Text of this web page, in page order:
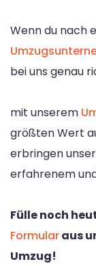
Wenn du nach
bei uns genau
mit unserem
größten Wert
erbringen
erfahrenem
Fülle noch
Formularaus
Umzug!